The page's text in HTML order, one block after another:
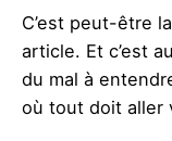
C’est peut-être
article. Et c’est
du mal à
où tout doit aller